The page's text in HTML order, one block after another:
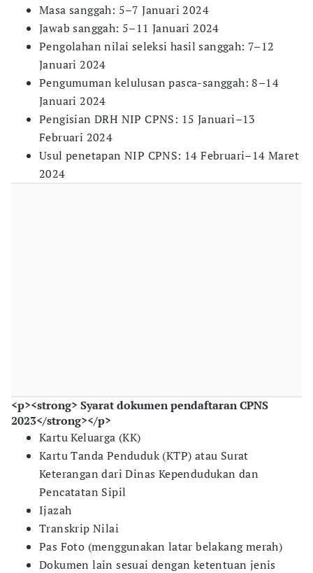
Masa sanggah: 5–7 Januari 2024
Jawab sanggah: 5–11 Januari 2024
Pengolahan nilai seleksi hasil sanggah: 7–12
Januari 2024
Pengumuman kelulusan pasca-sanggah: 8–14
Januari 2024
Pengisian DRH NIP CPNS: 15 Januari–13
Februari 2024
Usul penetapan NIP CPNS: 14 Februari–14 Maret
2024
<p><strong> Syarat dokumen pendaftaran CPNS
2023</strong></p>
Kartu Keluarga (KK)
Kartu Tanda Penduduk (KTP) atau Surat
Keterangan dari Dinas Kependudukan dan
Pencatatan Sipil
Ijazah
Transkrip Nilai
Pas Foto (menggunakan latar belakang merah)
Dokumen lain sesuai dengan ketentuan jenis